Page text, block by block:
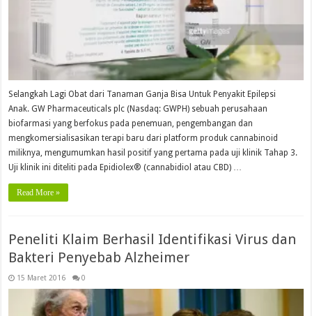
Selangkah Lagi Obat dari Tanaman Ganja Bisa Untuk Penyakit Epilepsi
Anak. GW Pharmaceuticals plc (Nasdaq: GWPH) sebuah perusahaan
biofarmasi yang berfokus pada penemuan, pengembangan dan
mengkomersialisasikan terapi baru dari platform produk cannabinoid
miliknya, mengumumkan hasil positif yang pertama pada uji klinik Tahap 3.
Uji klinik ini diteliti pada Epidiolex® (cannabidiol atau CBD) …
Read More »
Peneliti Klaim Berhasil Identifikasi Virus dan
Bakteri Penyebab Alzheimer
15 Maret 2016 0